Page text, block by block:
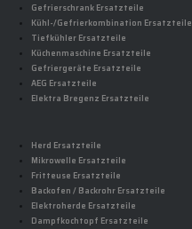
Gefrierschrank Ersatzteile
Kühl-/Gefrierkombination Ersatzteile
Tiefkühler Ersatzteile
Küchenmaschine Ersatzteile
Gefriergeräte Ersatzteile
AEG Ersatzteile
Elektra Bregenz Ersatzteile
Herd Ersatzteile
Mikrowelle Ersatzteile
Fritteuse Ersatzteile
Backofen / Backrohr Ersatzteile
Elektroherde Ersatzteile
Dampfkochtopf Ersatzteile